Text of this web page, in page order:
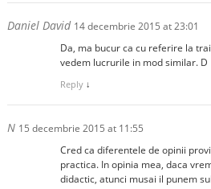
Daniel David 14 decembrie 2015 at 23:01
Da, ma bucur ca cu referire la
vedem lucrurile in mod similar. D
Reply ↓
N 15 decembrie 2015 at 11:55
Cred ca diferentele de opinii
practica. In opinia mea, daca
didactic, atunci musai il punem